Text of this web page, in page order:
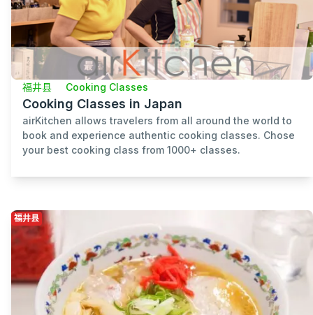
福井县 Cooking Classes
Cooking Classes in Japan
airKitchen allows travelers from all around the world to
book and experience authentic cooking classes. Chose
your best cooking class from 1000+ classes.
福井县